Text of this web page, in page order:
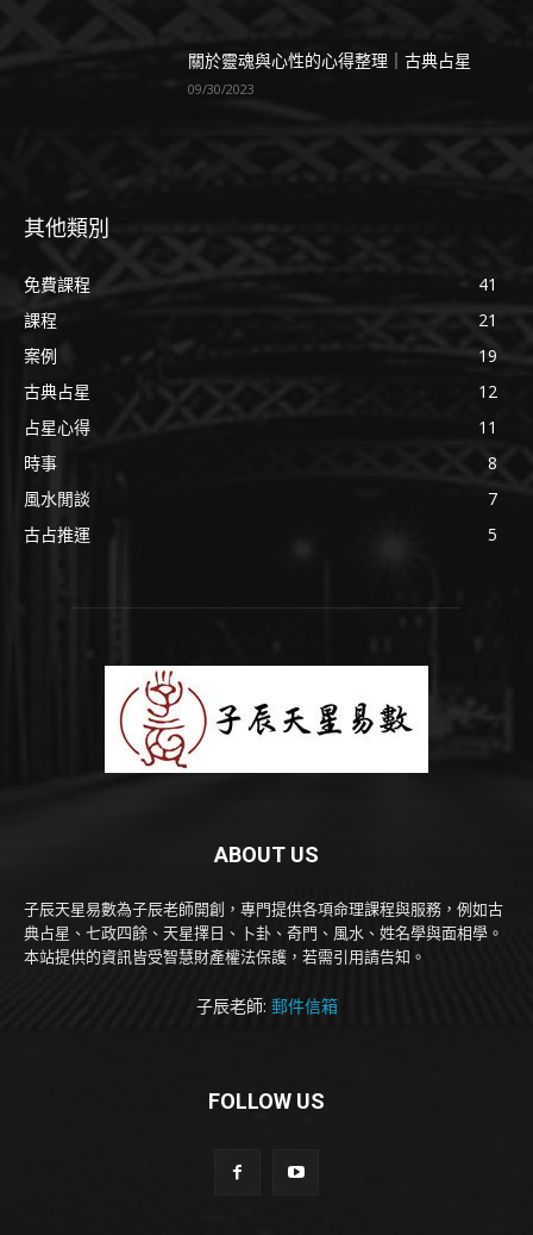
關於靈魂與心性的心得整理｜古典占星
09/30/2023
其他類別
免費課程
41
課程
21
案例
19
古典占星
12
占星心得
11
時事
8
風水閒談
7
古占推運
5
ABOUT US
子辰天星易數為子辰老師開創，專門提供各項命理課程與服務，例如古
典占星、七政四餘、天星擇日、卜卦、奇門、風水、姓名學與面相學。
本站提供的資訊皆受智慧財產權法保護，若需引用請告知。
子辰老師: 郵件信箱
FOLLOW US